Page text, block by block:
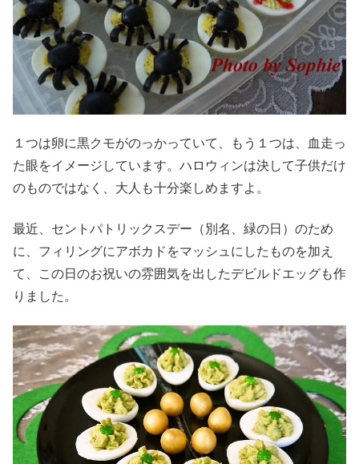
１つは卵に黒クモがのっかっていて、もう１つは、血走っ
た眼をイメージしています。ハロウィンは決して子供だけ
のものではなく、大人も十分楽しめますよ。
最近、セントパトリックスデー（別名、緑の日）のため
に、フィリングにアボカドをマッシュにしたものを加え
て、この日のお祝いの雰囲気を出したデビルドエッグも作
りました。